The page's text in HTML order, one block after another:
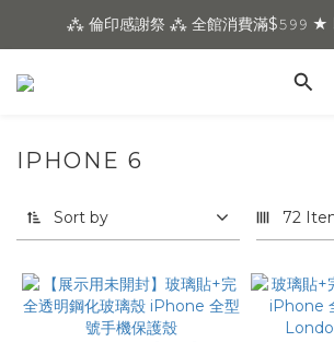
⁂ 倫印感謝祭 ⁂ 全館消費滿$𝟻𝟿𝟿 ★
IPHONE 6
Sort by 72